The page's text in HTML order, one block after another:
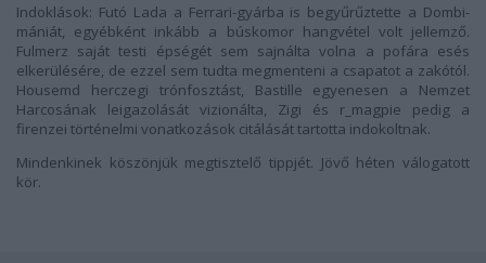
Indoklások: Futó Lada a Ferrari-gyárba is begyűrűztette a Dombi-
mániát, egyébként inkább a búskomor hangvétel volt jellemző.
Fulmerz saját testi épségét sem sajnálta volna a pofára esés
elkerülésére, de ezzel sem tudta megmenteni a csapatot a zakótól.
Housemd herczegi trónfosztást, Bastille egyenesen a Nemzet
Harcosának leigazolását vizionálta, Zigi és r_magpie pedig a
firenzei történelmi vonatkozások citálását tartotta indokoltnak.
Mindenkinek köszönjük megtisztelő tippjét. Jövő héten válogatott
kör.